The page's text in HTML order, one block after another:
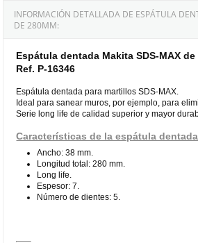
INFORMACIÓN DETALLADA DE ESPÁTULA
DE 280MM:
Espátula dentada Makita SDS-MAX de
Ref. P-16346
Espátula dentada para martillos SDS-MAX.
Ideal para sanear muros, por ejemplo, para
Serie long life de calidad superior y mayor
Características de la espátula dentada
Ancho: 38 mm.
Longitud total: 280 mm.
Long life.
Espesor: 7.
Número de dientes: 5.